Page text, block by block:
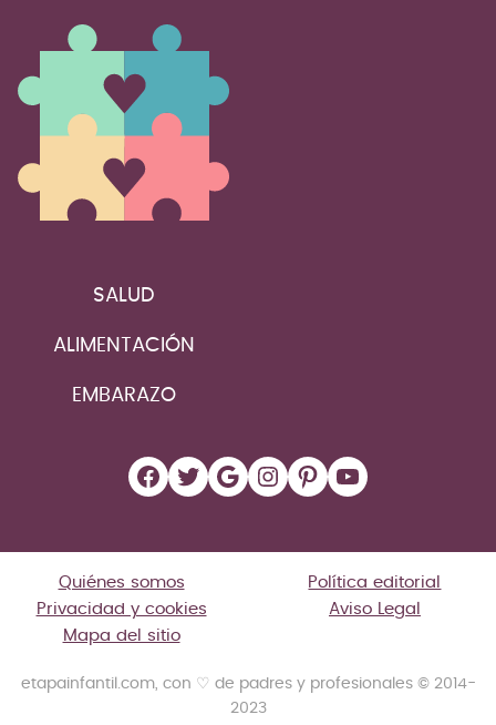
SALUD
ALIMENTACIÓN
EMBARAZO
Facebook
Twitter
Google
Instagram
Pinterest
YouTube
Quiénes somos
Política editorial
Privacidad y cookies
Aviso Legal
Mapa del sitio
etapainfantil.com, con ♡ de padres y profesionales © 2014-
2023